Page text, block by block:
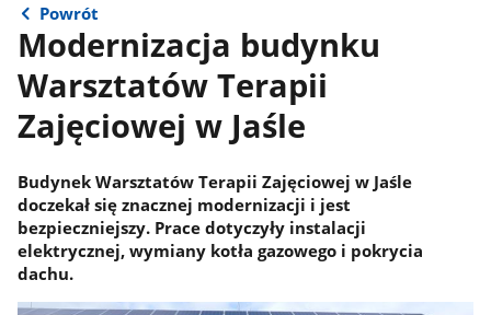
Powrót
Modernizacja budynku
Warsztatów Terapii
Zajęciowej w Jaśle
Budynek Warsztatów Terapii Zajęciowej w Jaśle
doczekał się znacznej modernizacji i jest
bezpieczniejszy. Prace dotyczyły instalacji
elektrycznej, wymiany kotła gazowego i pokrycia
dachu.